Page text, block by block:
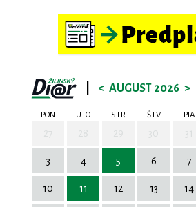
< AUGUST 2026 >
PON UTO STR ŠTV PIA
3 4 5 6 7
10 11 12 13 14